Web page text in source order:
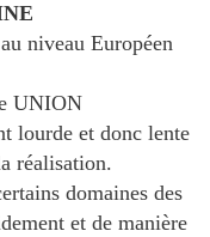
niveau Européen
UNION
lourde et donc lente
réalisation.
domaines des
et de manière